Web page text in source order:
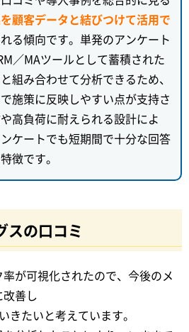
を顧客データと結びつけて活用で
る傾向です。単発のアンケート
／MAツールとして蓄積された
組み合わせて分析できるため、
施策に反映しやすい点が支持さ
高負荷に耐えられる設計によ
ケートでも短期間で十分な回答
徴です。
スの口コミ
が可視化されたので、今後のメ
善し
きたいと考えています。